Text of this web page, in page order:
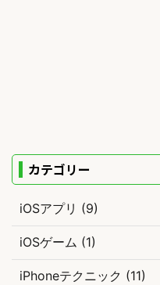
カテゴリー
iOSアプリ (9)
iOSゲーム (1)
iPhoneテクニック (11)